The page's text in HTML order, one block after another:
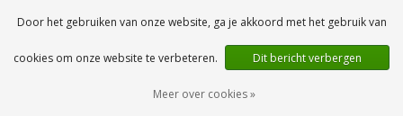
0 Artikelen
NL
Door het gebruiken van onze website, ga je akkoord met het gebruik van
cookies om onze website te verbeteren. Dit bericht verbergen
Meer over cookies »